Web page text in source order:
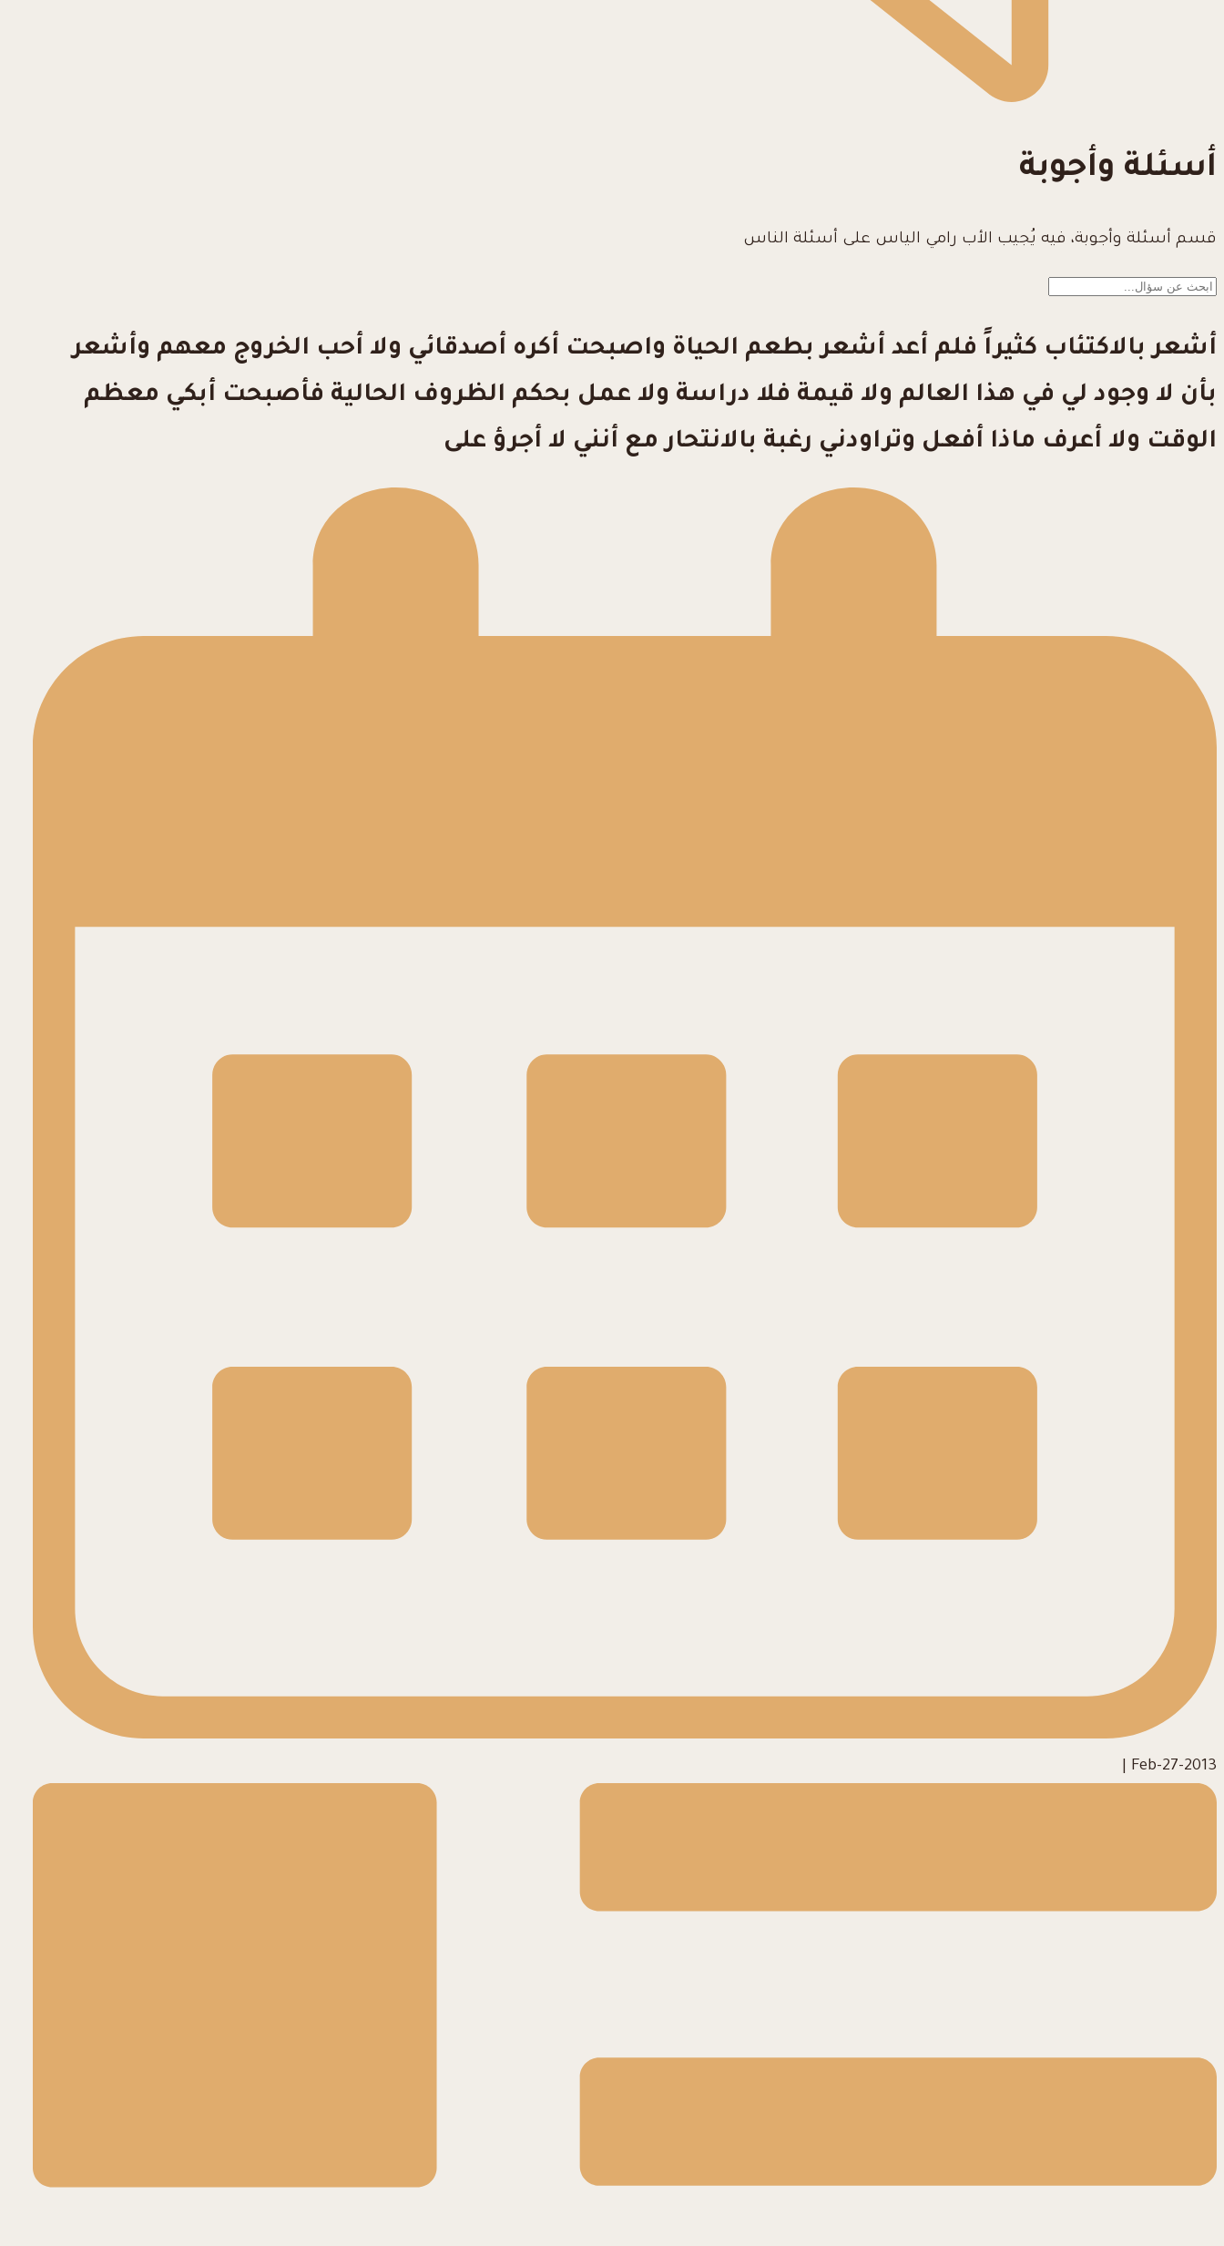
أسئلة وأجوبة
قسم أسئلة وأجوبة، فيه يُجيب الأب رامي الياس على أسئلة الناس
أشعر بالاكتئاب كثيراً فلم أعد أشعر بطعم الحياة واصبحت أكره أصدقائي ولا أحب الخروج معهم وأشعر
بأن لا وجود لي في هذا العالم ولا قيمة فلا دراسة ولا عمل بحكم الظروف الحالية فأصبحت أبكي معظم
الوقت ولا أعرف ماذا أفعل وتراودني رغبة بالانتحار مع أنني لا أجرؤ على
2013-Feb-27